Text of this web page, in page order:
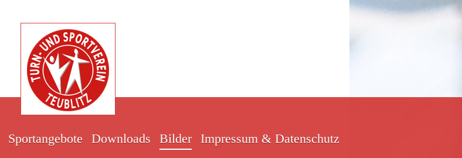
Sportangebote Downloads Bilder Impressum & Datenschutz